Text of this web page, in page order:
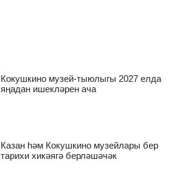
Кокушкино музей-тыюлыгы 2027 елда
яңадан ишекләрен ача
Казан һәм Кокушкино музейлары бер
тарихи хикәягә берләшәчәк